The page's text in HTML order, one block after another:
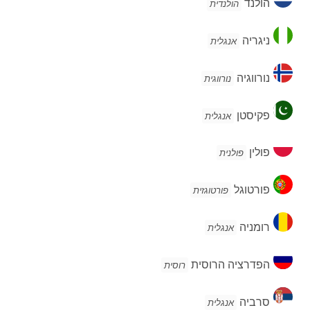
הולנדית
ניגריה
ניגריה אנגלית
נורווגיה
נורווגיה נורווגית
פקיסטן
פקיסטן אנגלית
פולין
פולין פולנית
פורטוגל
פורטוגל פורטוגזית
רומניה
רומניה אנגלית
הפדרציה
הרוסית
הפדרציה הרוסית רוסית
סרביה
סרביה אנגלית